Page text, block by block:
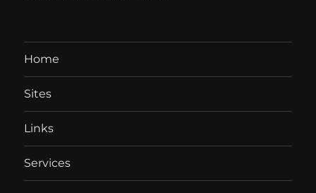
Home
Sites
Links
Services